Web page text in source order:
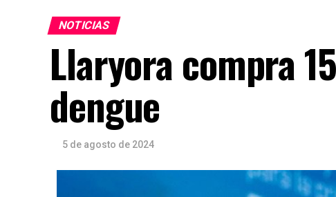
NOTICIAS
Llaryora compra
dengue
5 de agosto de 2024